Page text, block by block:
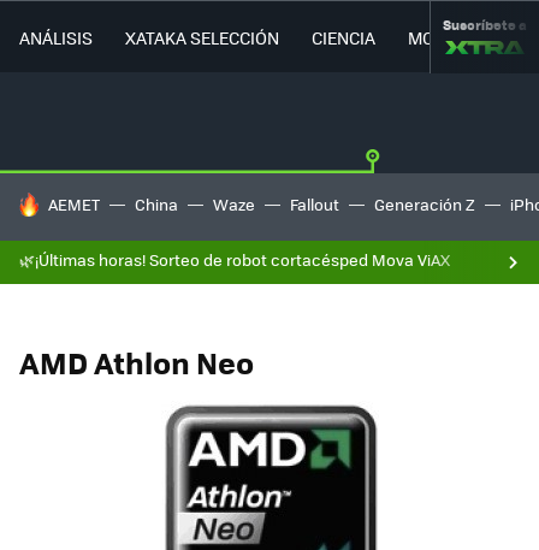
ANÁLISIS XATAKA SELECCIÓN CIENCIA MOVILIDAD
Suscríbete a
HOY SE HABLA DE
AEMET China Waze Fallout Generación Z
🌿¡Últimas horas! Sorteo de robot cortacésped Mova ViAX
AMD Athlon Neo